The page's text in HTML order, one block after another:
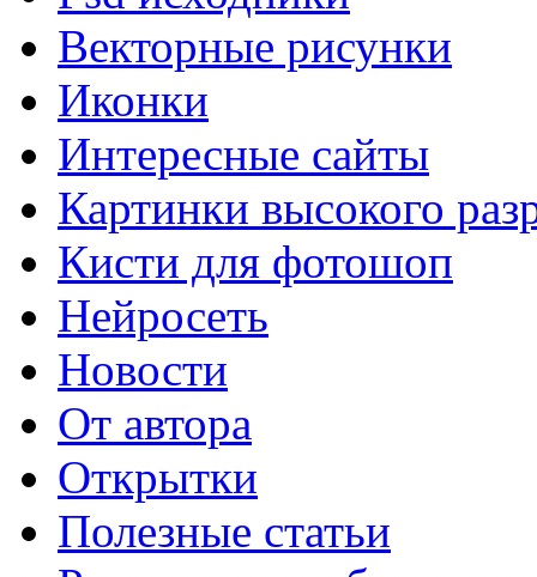
Векторные рисунки
Иконки
Интересные сайты
Картинки высокого
Кисти для фотошоп
Нейросеть
Новости
От автора
Открытки
Полезные статьи